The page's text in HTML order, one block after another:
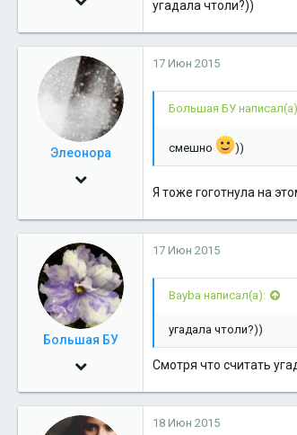
0
Салехард
угадала чтоли?))
Элеонора
30 Май 2009
17 Июн 2015
Большая БУ
смешно ))
Я тоже гоготнула на
Большая БУ
30 Май 2009
3,118
17 Июн 2015
Bayba написал(а):
угадала чтоли?))
Смотря что считать
18 Июн 2015